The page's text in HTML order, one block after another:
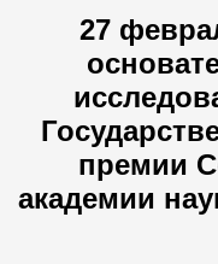
27
премии
академии